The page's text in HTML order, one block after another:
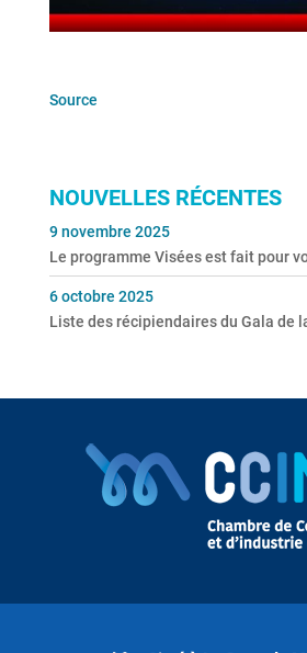
Source
NOUVELLES RÉCENTES
Le programme Visées est fait pour
9 novembre 2025
Liste des récipiendaires du Gala de
6 octobre 2025